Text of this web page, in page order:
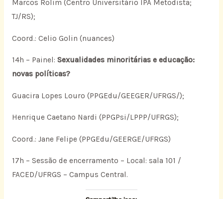
Marcos Rolim (Centro Universitário IPA Metodista;
TJ/RS);
Coord.: Celio Golin (nuances)
14h – Painel: Sexualidades minoritárias e educação:
novas políticas?
Guacira Lopes Louro (PPGEdu/GEEGER/UFRGS/);
Henrique Caetano Nardi (PPGPsi/LPPP/UFRGS);
Coord.: Jane Felipe (PPGEdu/GEERGE/UFRGS)
17h – Sessão de encerramento – Local: sala 101 /
FACED/UFRGS – Campus Central.